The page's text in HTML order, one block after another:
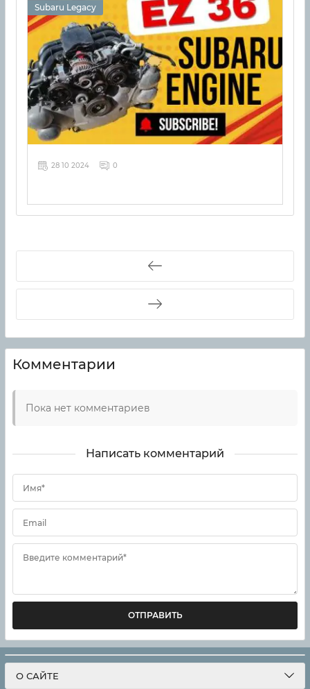
Subaru Legacy
28 10 2024 0
Комментарии
Пока нет комментариев
Написать комментарий
Имя*
Email
Введите комментарий*
ОТПРАВИТЬ
О САЙТЕ